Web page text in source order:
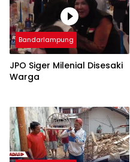
Bandarlampung
JPO Siger Milenial Disesaki
Warga